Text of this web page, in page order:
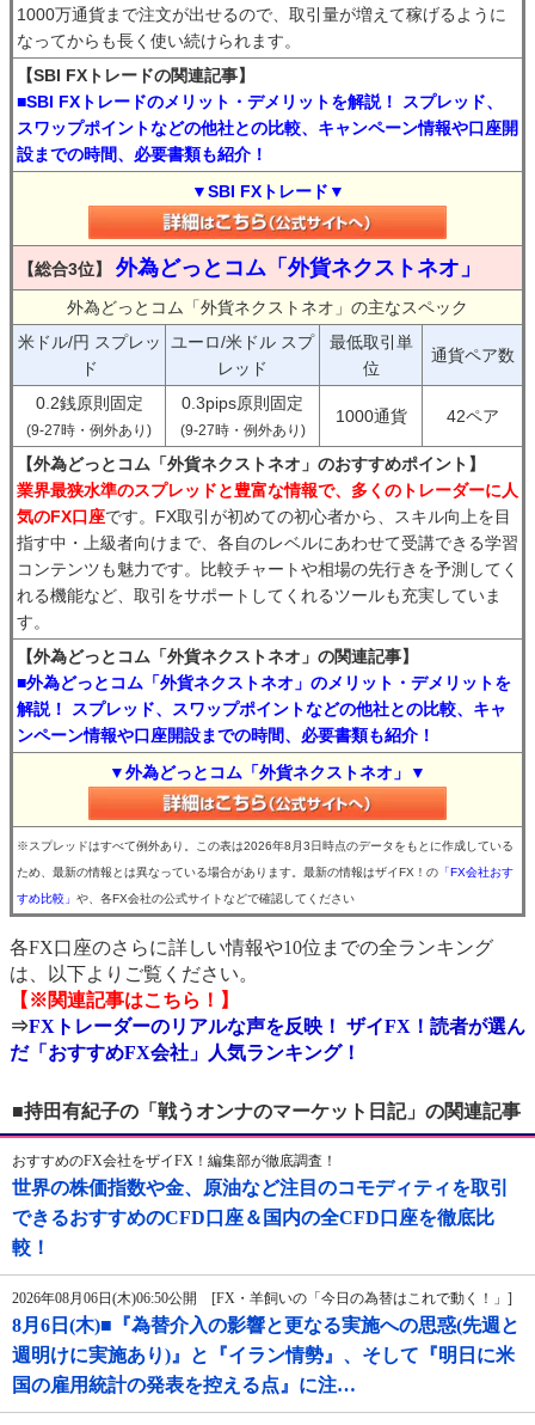
1000万通貨まで注文が出せるので、取引量が増えて稼げるように
なってからも長く使い続けられます。
【SBI FXトレードの関連記事】
■SBI FXトレードのメリット・デメリットを解説！ スプレッド、
スワップポイントなどの他社との比較、キャンペーン情報や口座開
設までの時間、必要書類も紹介！
▼SBI FXトレード▼
【総合3位】 外為どっとコム「外貨ネクストネオ」
外為どっとコム「外貨ネクストネオ」の主なスペック
米ドル/円 スプレッ
ド
ユーロ/米ドル スプ
レッド
最低取引単
位
通貨ペア数
0.2銭原則固定
(9-27時・例外あり)
0.3pips原則固定
(9-27時・例外あり)
1000通貨 42ペア
【外為どっとコム「外貨ネクストネオ」のおすすめポイント】
業界最狭水準のスプレッドと豊富な情報で、多くのトレーダーに人
気のFX口座です。FX取引が初めての初心者から、スキル向上を目
指す中・上級者向けまで、各自のレベルにあわせて受講できる学習
コンテンツも魅力です。比較チャートや相場の先行きを予測してく
れる機能など、取引をサポートしてくれるツールも充実していま
す。
【外為どっとコム「外貨ネクストネオ」の関連記事】
■外為どっとコム「外貨ネクストネオ」のメリット・デメリットを
解説！ スプレッド、スワップポイントなどの他社との比較、キャ
ンペーン情報や口座開設までの時間、必要書類も紹介！
▼外為どっとコム「外貨ネクストネオ」▼
※スプレッドはすべて例外あり。この表は2026年8月3日時点のデータをもとに作成している
ため、最新の情報とは異なっている場合があります。最新の情報はザイFX！の 「FX会社おす
すめ比較」 や、各FX会社の公式サイトなどで確認してください
各FX口座のさらに詳しい情報や10位までの全ランキング
は、以下よりご覧ください。
【※関連記事はこちら！】
⇒FXトレーダーのリアルな声を反映！ ザイFX！読者が選ん
だ「おすすめFX会社」人気ランキング！
■持田有紀子の「戦うオンナのマーケット日記」の関連記事
おすすめのFX会社をザイFX！編集部が徹底調査！
世界の株価指数や金、原油など注目のコモディティを取引
できるおすすめのCFD口座＆国内の全CFD口座を徹底比
較！
2026年08月06日(木)06:50公開 [FX・羊飼いの「今日の為替はこれで動く！」]
8月6日(木)■『為替介入の影響と更なる実施への思惑(先週と
週明けに実施あり)』と『イラン情勢』、そして『明日に米
国の雇用統計の発表を控える点』に注…